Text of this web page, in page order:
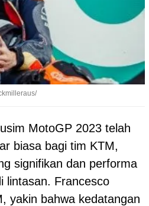
MotoGP 2023 telah
biasa bagi tim KTM,
signifikan dan performa
lintasan. Francesco
yakin bahwa kedatangan